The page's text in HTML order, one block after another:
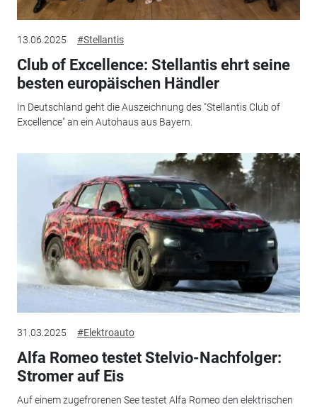
13.06.2025 #Stellantis
Club of Excellence: Stellantis ehrt seine
besten europäischen Händler
In Deutschland geht die Auszeichnung des "Stellantis Club of
Excellence" an ein Autohaus aus Bayern.
31.03.2025 #Elektroauto
Alfa Romeo testet Stelvio-Nachfolger:
Stromer auf Eis
Auf einem zugefrorenen See testet Alfa Romeo den elektrischen